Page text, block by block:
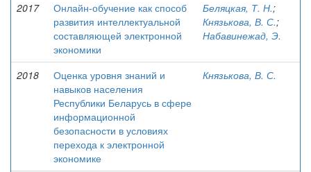
2017
Онлайн-обучение как способ
развития интеллектуальной
составляющей электронной
экономики
Беляцкая, Т. Н.;
Князькова, В. С.;
Набавинежад, Э.
2018
Оценка уровня знаний и
навыков населения
Республики Беларусь в сфере
информационной
безопасности в условиях
перехода к электронной
экономике
Князькова, В. С.